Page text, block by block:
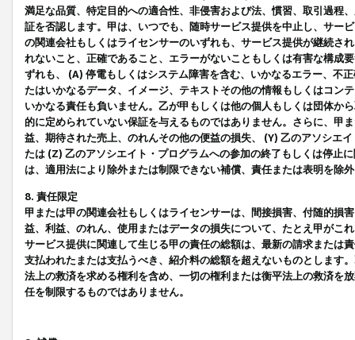
満足な品質、特定目的への適合性、非侵害および法、慣習、取引過程
証を否認します。甲は、いつでも、随時サービス提供を中止し、サー
の関連会社もしくはライセンサーのいずれも、サービス提供が継続さ
れないこと、正確であること、エラーがないこともしくは有害な構成
ずれも、 (A) 停電もしくはシステム障害を含む、いかなるエラー、不
たはいかなるデータ、イメージ、テキストその他の情報もしくはコン
いかなる責任も負いません。乙が甲もしくは他の個人もしくは団体か
的に定められていない保証を与えるものではありません。さらに、甲
益、期待された売上、のれんその他の便益の損失、 (Y) 乙のアソシエ
たは (Z) 乙のアソシエイト・プログラムへの参加の終了もしくは停止
は、適用法により除外または制限できない補償、責任または表明を除
8. 責任限定
甲または甲の関連会社もしくはライセンサーは、間接損害、付随的損
益、利益、のれん、使用またはデータの損失について、たとえ甲がこ
サービス提供に関連して生じる甲の責任の総額は、最新の請求または
支払われたまたは支払うべき、紹介料の総額を超えないものとします
法上の救済を求める権利を含め、一切の権利または衡平法上の救済を
任を制限するものではありません。